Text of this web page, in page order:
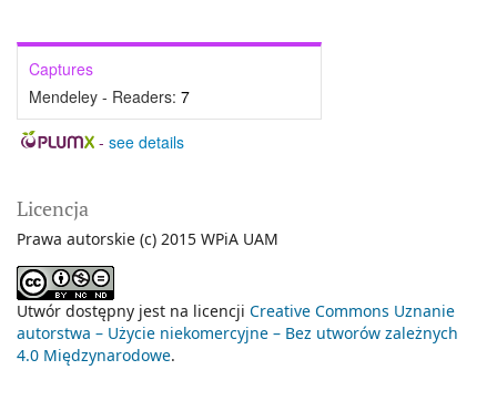
Captures
Mendeley - Readers: 7
- see details
Licencja
Prawa autorskie (c) 2015 WPiA UAM
Utwór dostępny jest na licencji Creative Commons Uznanie
autorstwa – Użycie niekomercyjne – Bez utworów zależnych
4.0 Międzynarodowe.